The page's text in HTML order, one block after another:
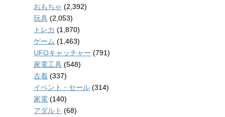
おもちゃ (2,392)
玩具 (2,053)
トレカ (1,870)
ゲーム (1,463)
UFOキャッチャー (791)
家電工具 (548)
古着 (337)
イベント・セール (314)
家電 (140)
アダルト (68)